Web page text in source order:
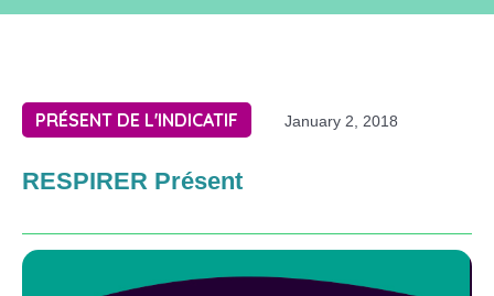
PRÉSENT DE L'INDICATIF January 2, 2018
RESPIRER Présent